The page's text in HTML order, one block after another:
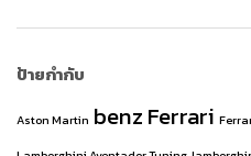
ป้ายกำกับ
Aston Martin benzFerrari